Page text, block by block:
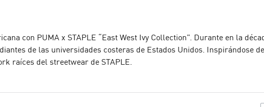
con PUMA x STAPLE “East West Ivy Collection”. Durante en la
de las universidades costeras de Estados Unidos. Inspirándose
raíces del streetwear de STAPLE.